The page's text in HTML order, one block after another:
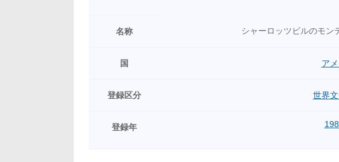
名称 シャーロッツビルのモン
国 ア
登録区分 世界
登録年